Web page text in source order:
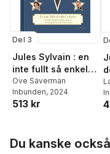
Del 3
Jules Sylvain : en
inte fullt så enkel
tulipan -
Schlagerbögen i
folkhemmet
Ove Säverman
Inbunden, 2024
513 kr
Du kanske